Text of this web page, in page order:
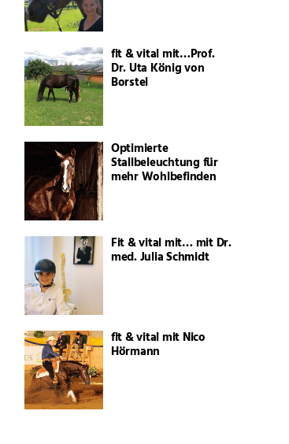
fit & vital mit…Prof.
Dr. Uta König von
Borstel
Optimierte
Stallbeleuchtung für
mehr Wohlbefinden
Fit & vital mit… mit Dr.
med. Julia Schmidt
fit & vital mit Nico
Hörmann